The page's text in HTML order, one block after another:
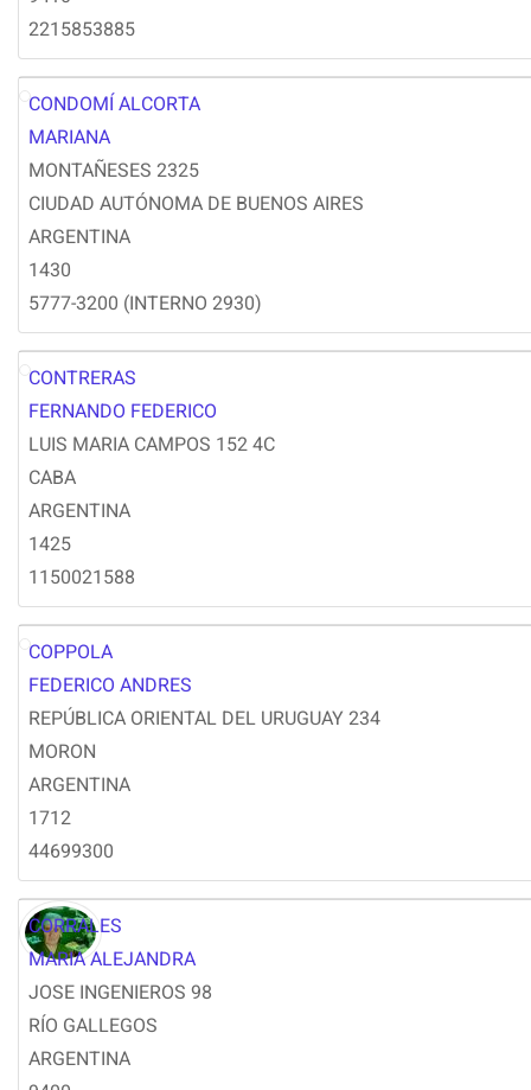
2215853885
MC
CONDOMÍ ALCORTA
MARIANA
MONTAÑESES 2325
CIUDAD AUTÓNOMA DE BUENOS AIRES
ARGENTINA
1430
5777-3200 (INTERNO 2930)
FC
CONTRERAS
FERNANDO FEDERICO
LUIS MARIA CAMPOS 152 4C
CABA
ARGENTINA
1425
1150021588
FC
COPPOLA
FEDERICO ANDRES
REPÚBLICA ORIENTAL DEL URUGUAY 234
MORON
ARGENTINA
1712
44699300
CORRALES
MARIA ALEJANDRA
JOSE INGENIEROS 98
RÍO GALLEGOS
ARGENTINA